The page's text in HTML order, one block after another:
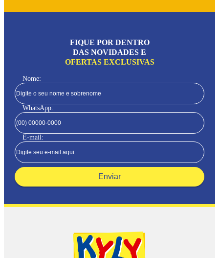
FIQUE POR DENTRO
DAS NOVIDADES E
OFERTAS EXCLUSIVAS
Nome:
WhatsApp:
E-mail:
Enviar